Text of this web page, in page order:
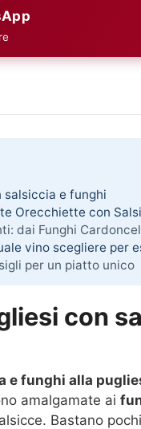
e funghi
Orecchiette con
dai Funghi
vino scegliere per
per un piatto unico
con
e funghi alla
amalgamate ai
Bastano